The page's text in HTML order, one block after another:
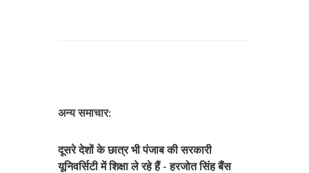
अन्य समाचार:
दूसरे देशों के छात्र भी पंजाब की सरकारी
यूनिवर्सिटी में शिक्षा ले रहे हैं - हरजोत सिंह बैंस